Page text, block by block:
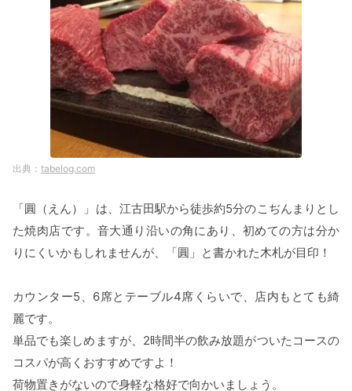
tabelog.com
「圓（えん）」は、江古田駅から徒歩約5分のこぢんまりとし
た焼肉店です。音大通り沿いの角にあり、初めての方は分か
りにくいかもしれませんが、「圓」と書かれた木札が目印！
カウンター5、6席とテーブル4席くらいで、店内もとても綺
麗です。
単品でも楽しめますが、2時間半の飲み放題がついたコースの
コスパが高くおすすめですよ！
荷物置きがないので身軽な格好で向かいましょう。